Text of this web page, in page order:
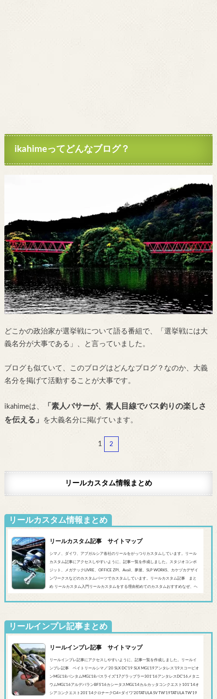
ikahimeってどんなブログ？
どこかの政治家が選挙戦について語る番組で、「選挙戦には大
義名分が大事である」、と言っていました。
ブログも似ていて、このブログはどんなブログ？なのか、大義
名分を掲げて活動することが大事です。
ikahimeは、
「素人バサーが、素人目線でバス釣りの楽しさ
を伝える」
を大義名分に掲げています。
1 2
リールカスタム情報まとめ
リールカスタム情報まとめ
リールカスタム記事 サイトマップ
シマノ、ダイワ、アブガルシア各社のリールをがっつりカスタムしています。リール
カスタム記事にアクセスしやすいように、記事一覧を作成しました。スタジオコンポ
ジット、メガテックLIVRE、OFFICE ZPI、Avail、夢屋、SLP WORKS、カケヅカデザイ
ンワークスなどのカスタムパーツでカスタムしています。リールカスタム記事 まと
め リールカスタム入門リールカスタムをする理由初めてのカスタムおすすめなぜ、ヘ
スMGL’19スコーピオンMGL&#0...
リールインプレ記事まとめ
リールインプレ記事 サイトマップ
リールインプレ記事にアクセスしやすいように、記事一覧を作成しました。リールイ
ンプレ記事 ベイトリールシマノ'20 SLX DC’19 SLX MGL'19アンタレス’19スコーピオ
ンMGL'18バンタムMGL'18バスライズ’17グラップラー301‘16アンタレスDC’16メタニ
ウムMGL’16アルデバランBFS’16カシータスMGL’14カルカッタコンクエスト101’14オ
シアコンクエスト201'14クロナークCi4+ダイワ’20TATULA SV TW'19TATULA TW'19